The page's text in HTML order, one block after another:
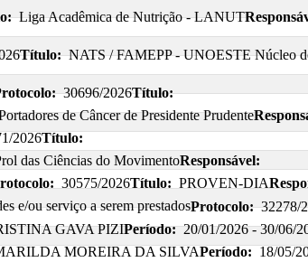
Liga Acadêmica de Nutrição - LANUT
Título: NATS / FAMEPP - UNOESTE Núcleo
30696/2026Título:
de Câncer de Presidente Prudente
2026Título:
das Ciências do MovimentoResponsável:
30575/2026Título: PROVEN-DIA
e/ou serviço a serem prestadosProtocolo: 32278/
GAVA PIZIPeríodo: 20/01/2026 - 30/06/
MOREIRA DA SILVAPeríodo: 18/05/